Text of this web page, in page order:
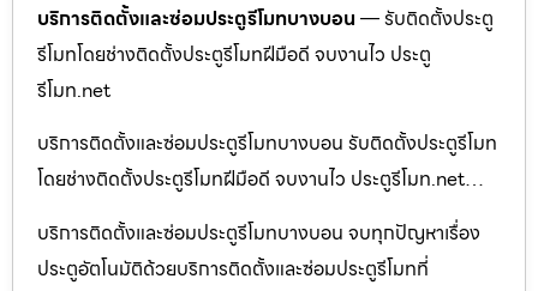
บริการติดตั้งและซ่อมประตูรีโมทบางบอน — รับติดตั้งประตู
รีโมทโดยช่างติดตั้งประตูรีโมทฝีมือดี จบงานไว ประตู
รีโมท.net
บริการติดตั้งและซ่อมประตูรีโมทบางบอน รับติดตั้งประตูรีโมท
โดยช่างติดตั้งประตูรีโมทฝีมือดี จบงานไว ประตูรีโมท.net…
บริการติดตั้งและซ่อมประตูรีโมทบางบอน จบทุกปัญหาเรื่อง
ประตูอัตโนมัติด้วยบริการติดตั้งและซ่อมประตูรีโมทที่